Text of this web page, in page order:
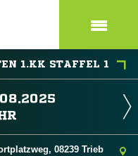
1.KK STAFFEL 1
08239 Trieb